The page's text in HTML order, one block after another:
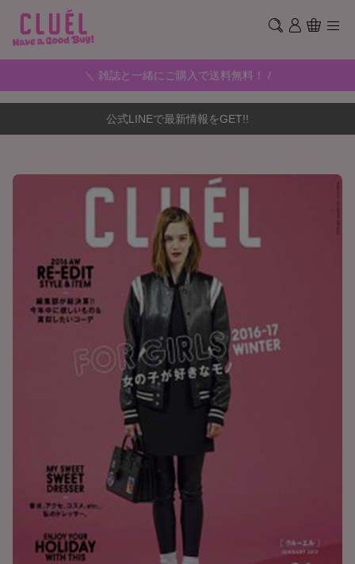
＼ 雑誌と一緒にご購入で送料無料！ /
公式LINEで最新情報をGET!!